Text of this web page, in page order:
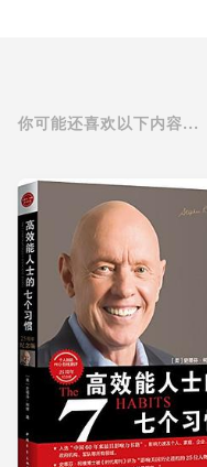
你可能还喜欢以下内容...